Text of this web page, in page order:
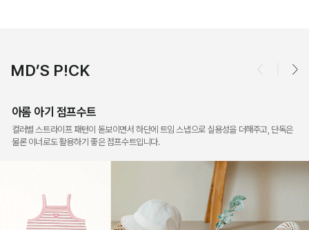
MD’S P!CK
아롬 아기 점프수트
컬러별 스트라이프 패턴이 돋보이면서 하단에 트임 스냅으로 실용성을 더해주고, 단독은
물론 이너로도 활용하기 좋은 점프수트입니다.